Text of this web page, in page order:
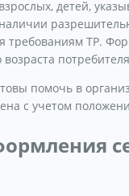
детей,
требованиям ТР.
возраста
помочь в
с учетом